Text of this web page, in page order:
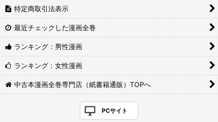
特定商取引法表示
最近チェックした漫画全巻
ランキング：男性漫画
ランキング：女性漫画
中古本漫画全巻専門店（紙書籍通販）TOPへ
PCサイト